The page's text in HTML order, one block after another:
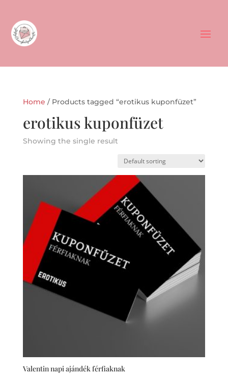
Home / Products tagged “erotikus kuponfüzet”
erotikus kuponfüzet
Showing the single result
Valentin napi ajándék férfiaknak